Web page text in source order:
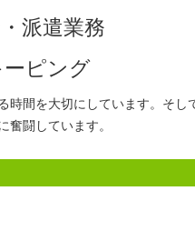
派遣業務
ピング
時間を大切にしています。そし
奮闘しています。